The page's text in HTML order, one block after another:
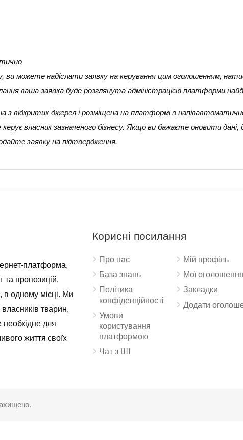
ви можете надіслати заявку на керування цим оголошенням,
ваша заявка буде розглянута адміністрацією платформи
з відкритих джерел і розміщена на платформі в
власник зазначеного бізнесу. Якщо ви бажаєте оновити
заявку на підтвердження.
платформа,
та пропозицій,
в одному місці. Ми
тварин,
необхідне для
життя своїх
Корисні посилання
Про нас
База знань
Політика
конфіденційності
Умови
користування
платформою
Чат з ШІ
Мій профіль
Мої
Закладки
Додати